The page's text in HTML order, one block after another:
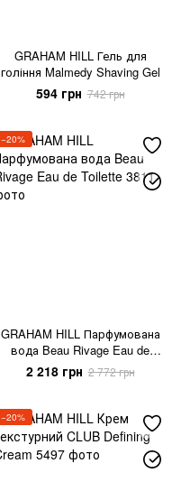
GRAHAM HILL Гель для
гоління Malmedy Shaving Gel
594 грн 742 грн
−20%
GRAHAM HILL Парфумована
вода Beau Rivage Eau de
Toilette
2 218 грн 2 772 грн
−20%